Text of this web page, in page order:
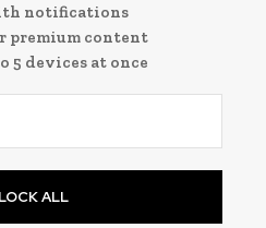
notifications
premium content
5 devices at once
ALL